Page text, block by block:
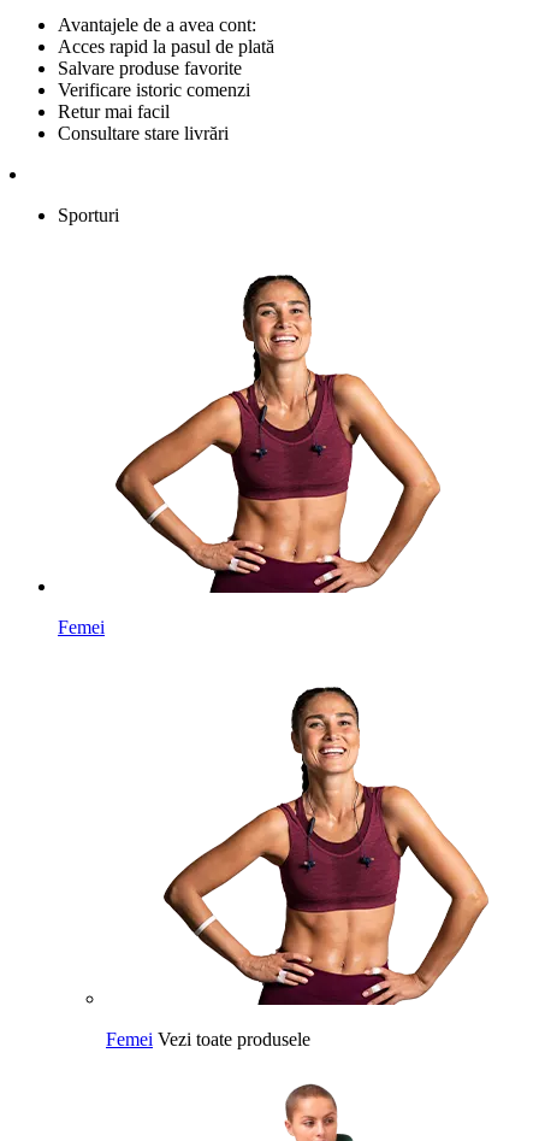
Avantajele de a avea cont:
Acces rapid la pasul de plată
Salvare produse favorite
Verificare istoric comenzi
Retur mai facil
Consultare stare livrări
Sporturi
Femei
Femei Vezi toate produsele